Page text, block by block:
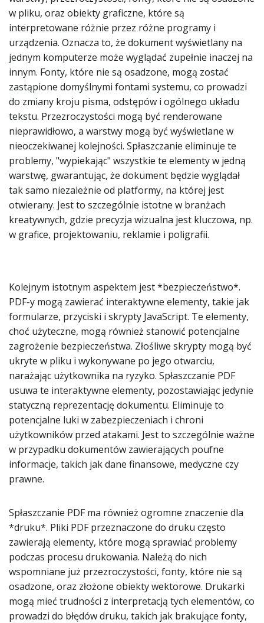
w pliku, oraz obiekty graficzne, które są
interpretowane różnie przez różne programy i
urządzenia. Oznacza to, że dokument wyświetlany na
jednym komputerze może wyglądać zupełnie inaczej na
innym. Fonty, które nie są osadzone, mogą zostać
zastąpione domyślnymi fontami systemu, co prowadzi
do zmiany kroju pisma, odstępów i ogólnego układu
tekstu. Przezroczystości mogą być renderowane
nieprawidłowo, a warstwy mogą być wyświetlane w
nieoczekiwanej kolejności. Spłaszczanie eliminuje te
problemy, "wypiekając" wszystkie te elementy w jedną
warstwę, gwarantując, że dokument będzie wyglądał
tak samo niezależnie od platformy, na której jest
otwierany. Jest to szczególnie istotne w branżach
kreatywnych, gdzie precyzja wizualna jest kluczowa, np.
w grafice, projektowaniu, reklamie i poligrafii.
Kolejnym istotnym aspektem jest *bezpieczeństwo*.
PDF-y mogą zawierać interaktywne elementy, takie jak
formularze, przyciski i skrypty JavaScript. Te elementy,
choć użyteczne, mogą również stanowić potencjalne
zagrożenie bezpieczeństwa. Złośliwe skrypty mogą być
ukryte w pliku i wykonywane po jego otwarciu,
narażając użytkownika na ryzyko. Spłaszczanie PDF
usuwa te interaktywne elementy, pozostawiając jedynie
statyczną reprezentację dokumentu. Eliminuje to
potencjalne luki w zabezpieczeniach i chroni
użytkowników przed atakami. Jest to szczególnie ważne
w przypadku dokumentów zawierających poufne
informacje, takich jak dane finansowe, medyczne czy
prawne.
Spłaszczanie PDF ma również ogromne znaczenie dla
*druku*. Pliki PDF przeznaczone do druku często
zawierają elementy, które mogą sprawiać problemy
podczas procesu drukowania. Należą do nich
wspomniane już przezroczystości, fonty, które nie są
osadzone, oraz złożone obiekty wektorowe. Drukarki
mogą mieć trudności z interpretacją tych elementów, co
prowadzi do błędów druku, takich jak brakujące fonty,